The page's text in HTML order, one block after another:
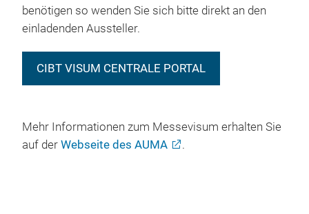
benötigen so wenden Sie sich bitte direkt an den
einladenden Aussteller.
CIBT VISUM CENTRALE PORTAL
Mehr Informationen zum Messevisum erhalten Sie
auf der Webseite des AUMA .